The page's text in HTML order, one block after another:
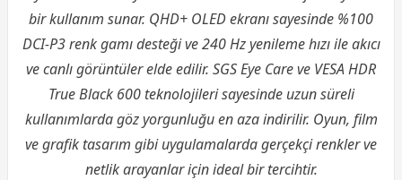
bir kullanım sunar. QHD+ OLED ekranı sayesinde %100
DCI-P3 renk gamı desteği ve 240 Hz yenileme hızı ile akıcı
ve canlı görüntüler elde edilir. SGS Eye Care ve VESA HDR
True Black 600 teknolojileri sayesinde uzun süreli
kullanımlarda göz yorgunluğu en aza indirilir. Oyun, film
ve grafik tasarım gibi uygulamalarda gerçekçi renkler ve
netlik arayanlar için ideal bir tercihtir.